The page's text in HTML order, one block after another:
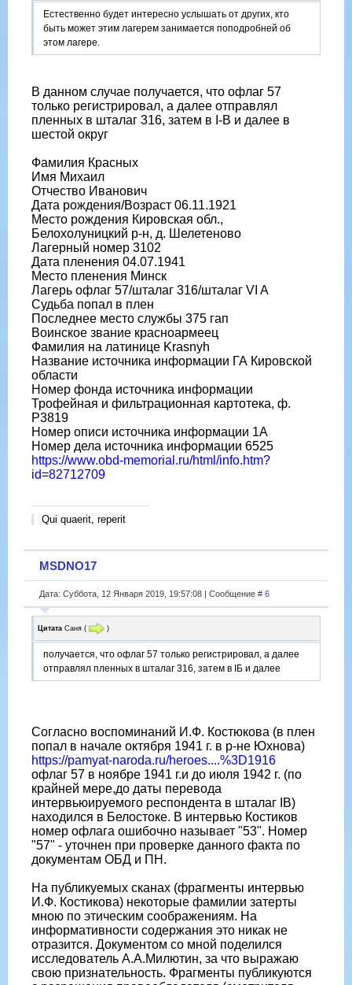
Естественно будет интересно услышать от других, кто
быть может этим лагерем занимается поподробней об
этом лагере.
В данном случае получается, что офлаг 57
только регистрировал, а далее отправлял
пленных в шталаг 316, затем в I-B и далее в
шестой округ
Фамилия Красных
Имя Михаил
Отчество Иванович
Дата рождения/Возраст 06.11.1921
Место рождения Кировская обл.,
Белохолуницкий р-н, д. Шелетеново
Лагерный номер 3102
Дата пленения 04.07.1941
Место пленения Минск
Лагерь офлаг 57/шталаг 316/шталаг VI A
Судьба попал в плен
Последнее место службы 375 гап
Воинское звание красноармеец
Фамилия на латинице Krasnyh
Название источника информации ГА Кировской
области
Номер фонда источника информации
Трофейная и фильтрационная картотека, ф.
Р3819
Номер описи источника информации 1А
Номер дела источника информации 6525
https://www.obd-memorial.ru/html/info.htm?
id=82712709
Qui quaerit, reperit
MSDNO17
Дата: Суббота, 12 Января 2019, 19:57:08 | Сообщение # 6
Цитата Саня ( )
получается, что офлаг 57 только регистрировал, а далее
отправлял пленных в шталаг 316, затем в IБ и далее
Согласно воспоминаний И.Ф. Костюкова (в плен
попал в начале октября 1941 г. в р-не Юхнова)
https://pamyat-naroda.ru/heroes....%3D1916
офлаг 57 в ноябре 1941 г.и до июля 1942 г. (по
крайней мере,до даты перевода
интервьюируемого респондента в шталаг IB)
находился в Белостоке. В интервью Костиков
номер офлага ошибочно называет "53". Номер
"57" - уточнен при проверке данного факта по
документам ОБД и ПН.
На публикуемых сканах (фрагменты интервью
И.Ф. Костикова) некоторые фамилии затерты
мною по этическим соображениям. На
информативности содержания это никак не
отразится. Документом со мной поделился
исследователь А.А.Милютин, за что выражаю
свою признательность. Фрагменты публикуются